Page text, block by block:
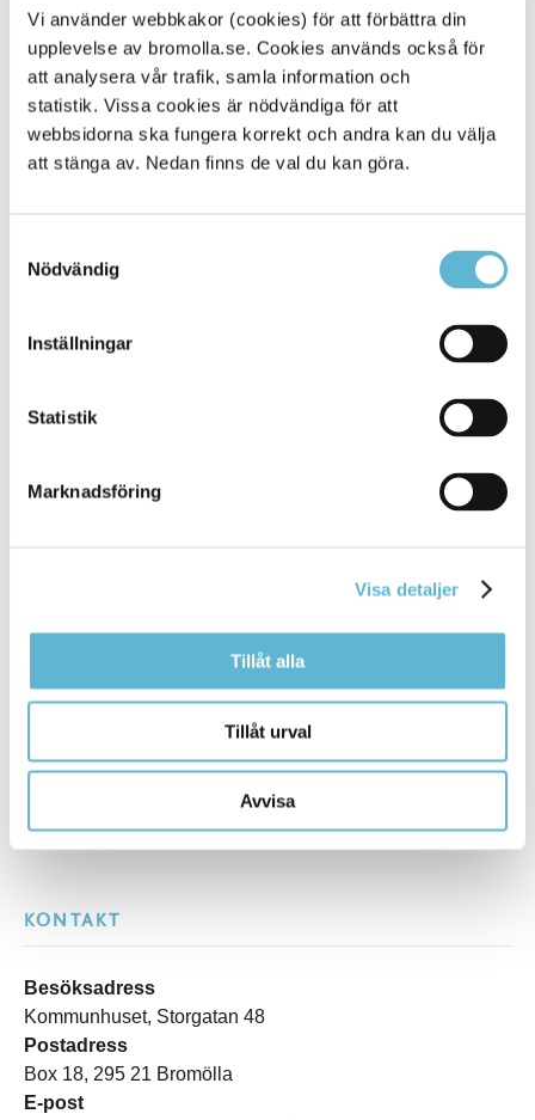
Vi använder webbkakor (cookies) för att förbättra din
upplevelse av bromolla.se. Cookies används också för
att analysera vår trafik, samla information och
statistik. Vissa cookies är nödvändiga för att
webbsidorna ska fungera korrekt och andra kan du välja
att stänga av. Nedan finns de val du kan göra.
Nödvändig
Inställningar
Statistik
Marknadsföring
Visa detaljer
Tillåt alla
Tillåt urval
Avvisa
https://civil.se
och kostnaden är 175 kronor för första
Utbildningen innefattar 8 utbildningspass på vardera 4
timmar. Dessa genomförs på våren 2025 och är på
kvällstid. Vi bjuder på fika och du får ersättning för resor.
informationsträff på Bromölla kommun. Träffen är tisdagen
den 8 april mellan klockan 18.00 och 20.00.
Utbildningssal är A-salen i Kommunhuset, Storgatan 48.
Anmäl ditt intresse
Sidan senast uppdaterad:
KONTAKT
Besöksadress
Kommunhuset, Storgatan 48
Postadress
Box 18, 295 21 Bromölla
E-post